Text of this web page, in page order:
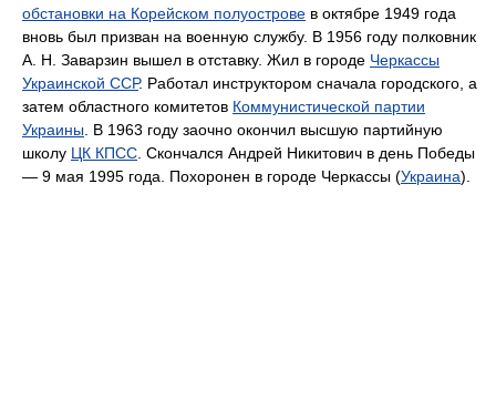
обстановки на Корейском полуострове в октябре 1949 года
вновь был призван на военную службу. В 1956 году полковник
А. Н. Заварзин вышел в отставку. Жил в городе Черкассы
Украинской ССР. Работал инструктором сначала городского, а
затем областного комитетов Коммунистической партии
Украины . В 1963 году заочно окончил высшую партийную
школу ЦК КПСС . Скончался Андрей Никитович в день Победы
— 9 мая 1995 года. Похоронен в городе Черкассы (Украина).